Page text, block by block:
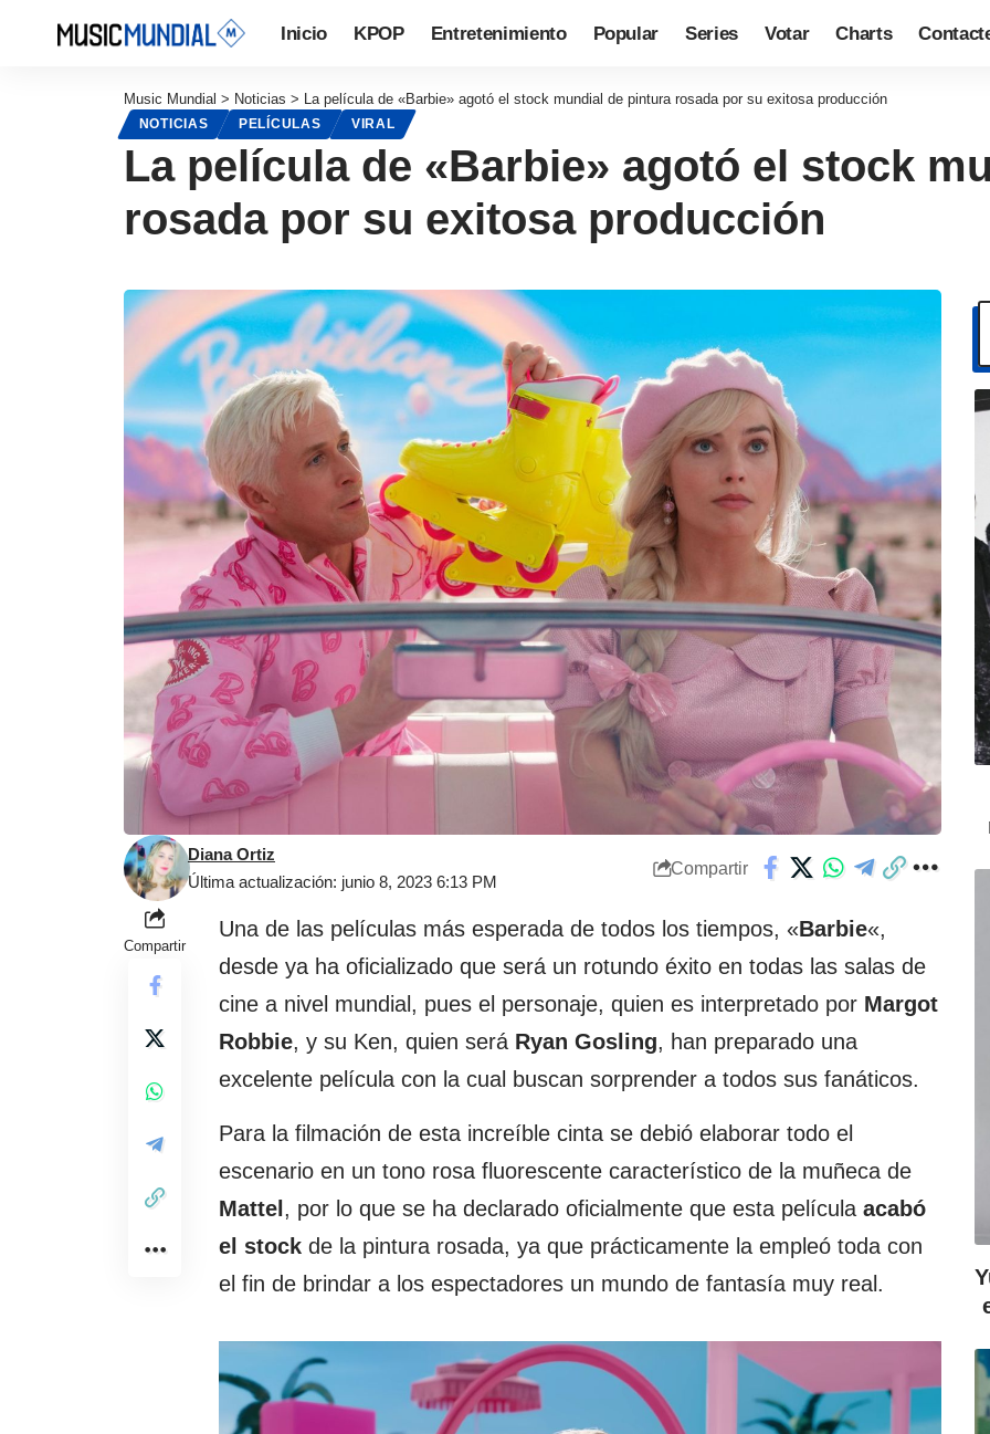
Inicio KPOP Entretenimiento Popular Series Votar Charts
Music Mundial > Noticias > La película de «Barbie» agotó el stock mundial de pintura rosada por su exitosa producción
NOTICIAS PELÍCULAS VIRAL
La película de «Barbie» agotó el stock
rosada por su exitosa producción
Última actualización: junio 8, 2023 6:13 PM
Diana Ortiz
Compartir
Compartir
Una de las películas más esperada de todos los tiempos, «Barbie«,
desde ya ha oficializado que será un rotundo éxito en todas las salas de
cine a nivel mundial, pues el personaje, quien es interpretado por Margot
Robbie, y su Ken, quien será Ryan Gosling, han preparado una
excelente película con la cual buscan sorprender a todos sus fanáticos.
Para la filmación de esta increíble cinta se debió elaborar todo el
escenario en un tono rosa fluorescente característico de la muñeca de
Mattel , por lo que se ha declarado oficialmente que esta película acabó
el stock de la pintura rosada, ya que prácticamente la empleó toda con
el fin de brindar a los espectadores un mundo de fantasía muy real.